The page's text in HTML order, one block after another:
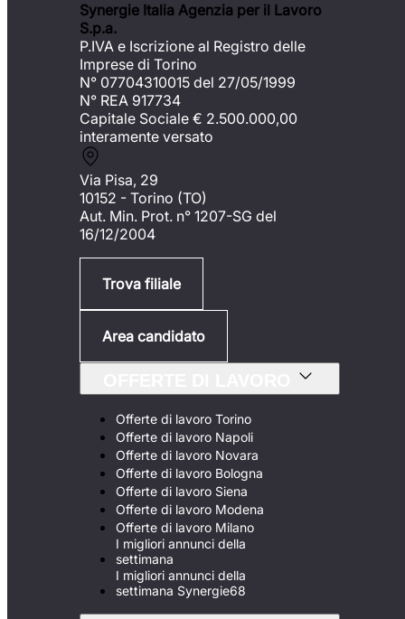
Synergie Italia Agenzia per il Lavoro
S.p.a.
P.IVA e Iscrizione al Registro delle
Imprese di Torino
N° 07704310015 del 27/05/1999
N° REA 917734
Capitale Sociale € 2.500.000,00
interamente versato
Via Pisa, 29
10152 - Torino (TO)
Aut. Min. Prot. n° 1207-SG del
16/12/2004
Trova filiale
Area candidato
Offerte di lavoro Torino
Offerte di lavoro Napoli
Offerte di lavoro Novara
Offerte di lavoro Bologna
Offerte di lavoro Siena
Offerte di lavoro Modena
Offerte di lavoro Milano
I migliori annunci della
settimana
I migliori annunci della
settimana Synergie68